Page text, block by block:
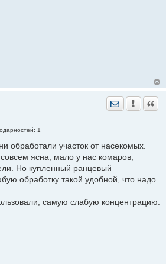
Отправить
1
обработали участок от насекомых.
ясна, мало у нас комаров,
Но купленный ранцевый
обработку такой удобной, что надо
самую слабую концентрацию: